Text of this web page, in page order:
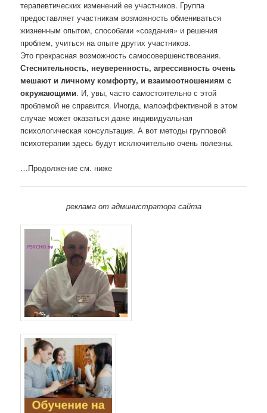
терапевтических изменений ее участников. Группа
предоставляет участникам возможность обмениваться
жизненным опытом, способами «создания» и решения
проблем, учиться на опыте других участников.
Это прекрасная возможность самосовершенствования.
Стеснительность, неуверенность, агрессивность очень
мешают и личному комфорту, и взаимоотношениям с
окружающими. И, увы, часто самостоятельно с этой
проблемой не справится. Иногда, малоэффективной в этом
случае может оказаться даже индивидуальная
психологическая консультация. А вот методы групповой
психотерапии здесь будут исключительно очень полезны.
…Продолжение см. ниже
реклама от администратора сайта